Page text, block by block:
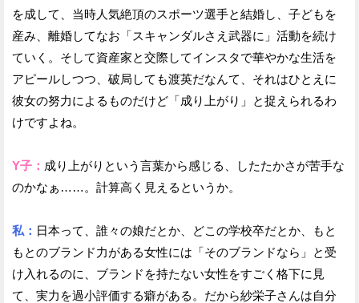
を成して、当時人気絶頂のスポーツ選手と結婚し、子どもを
産み、離婚してなお「スキャンダルさえ武器に」活動を続け
ていく。そして資産家と交際してインスタで華やかな生活を
アピールしつつ、破局しても渡英だなんて、それはひとえに
彼女の努力によるものだけど「成り上がり」と捉えられるわ
けですよね。
Y子： 成り上がりという言葉から感じる、したたかさが苦手な
のかなぁ……。計算高く見えるというか。
私： 日本って、誰々の娘だとか、どこの学校卒だとか、もと
もとのブランド力がある女性には「そのブランドなら」と受
け入れるのに、ブランドを持たない女性をすごく格下に見
て、実力を過小評価する癖がある。だから紗栄子さんは自分